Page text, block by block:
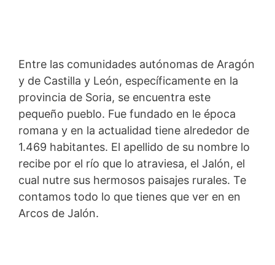
Entre las comunidades autónomas de Aragón
y de Castilla y León, específicamente en la
provincia de Soria, se encuentra este
pequeño pueblo. Fue fundado en le época
romana y en la actualidad tiene alrededor de
1.469 habitantes. El apellido de su nombre lo
recibe por el río que lo atraviesa, el Jalón, el
cual nutre sus hermosos paisajes rurales. Te
contamos todo lo que tienes que ver en en
Arcos de Jalón.